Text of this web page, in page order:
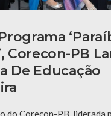
Corecon-PB
De Educação
do Corecon-PB, liderada